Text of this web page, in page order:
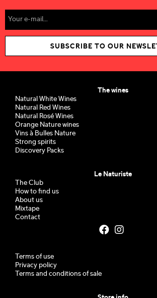
SUBSCRIBE TO OUR
The wines
Natural White Wines
Natural Red Wines
Natural Rosé Wines
Orange Nature wines
Vins à Bulles Nature
Strong spirits
Discovery Packs
Le Naturiste
The Club
How to find us
About us
Mixtape
Contact
Terms of use
Privacy policy
Terms and conditions of sale